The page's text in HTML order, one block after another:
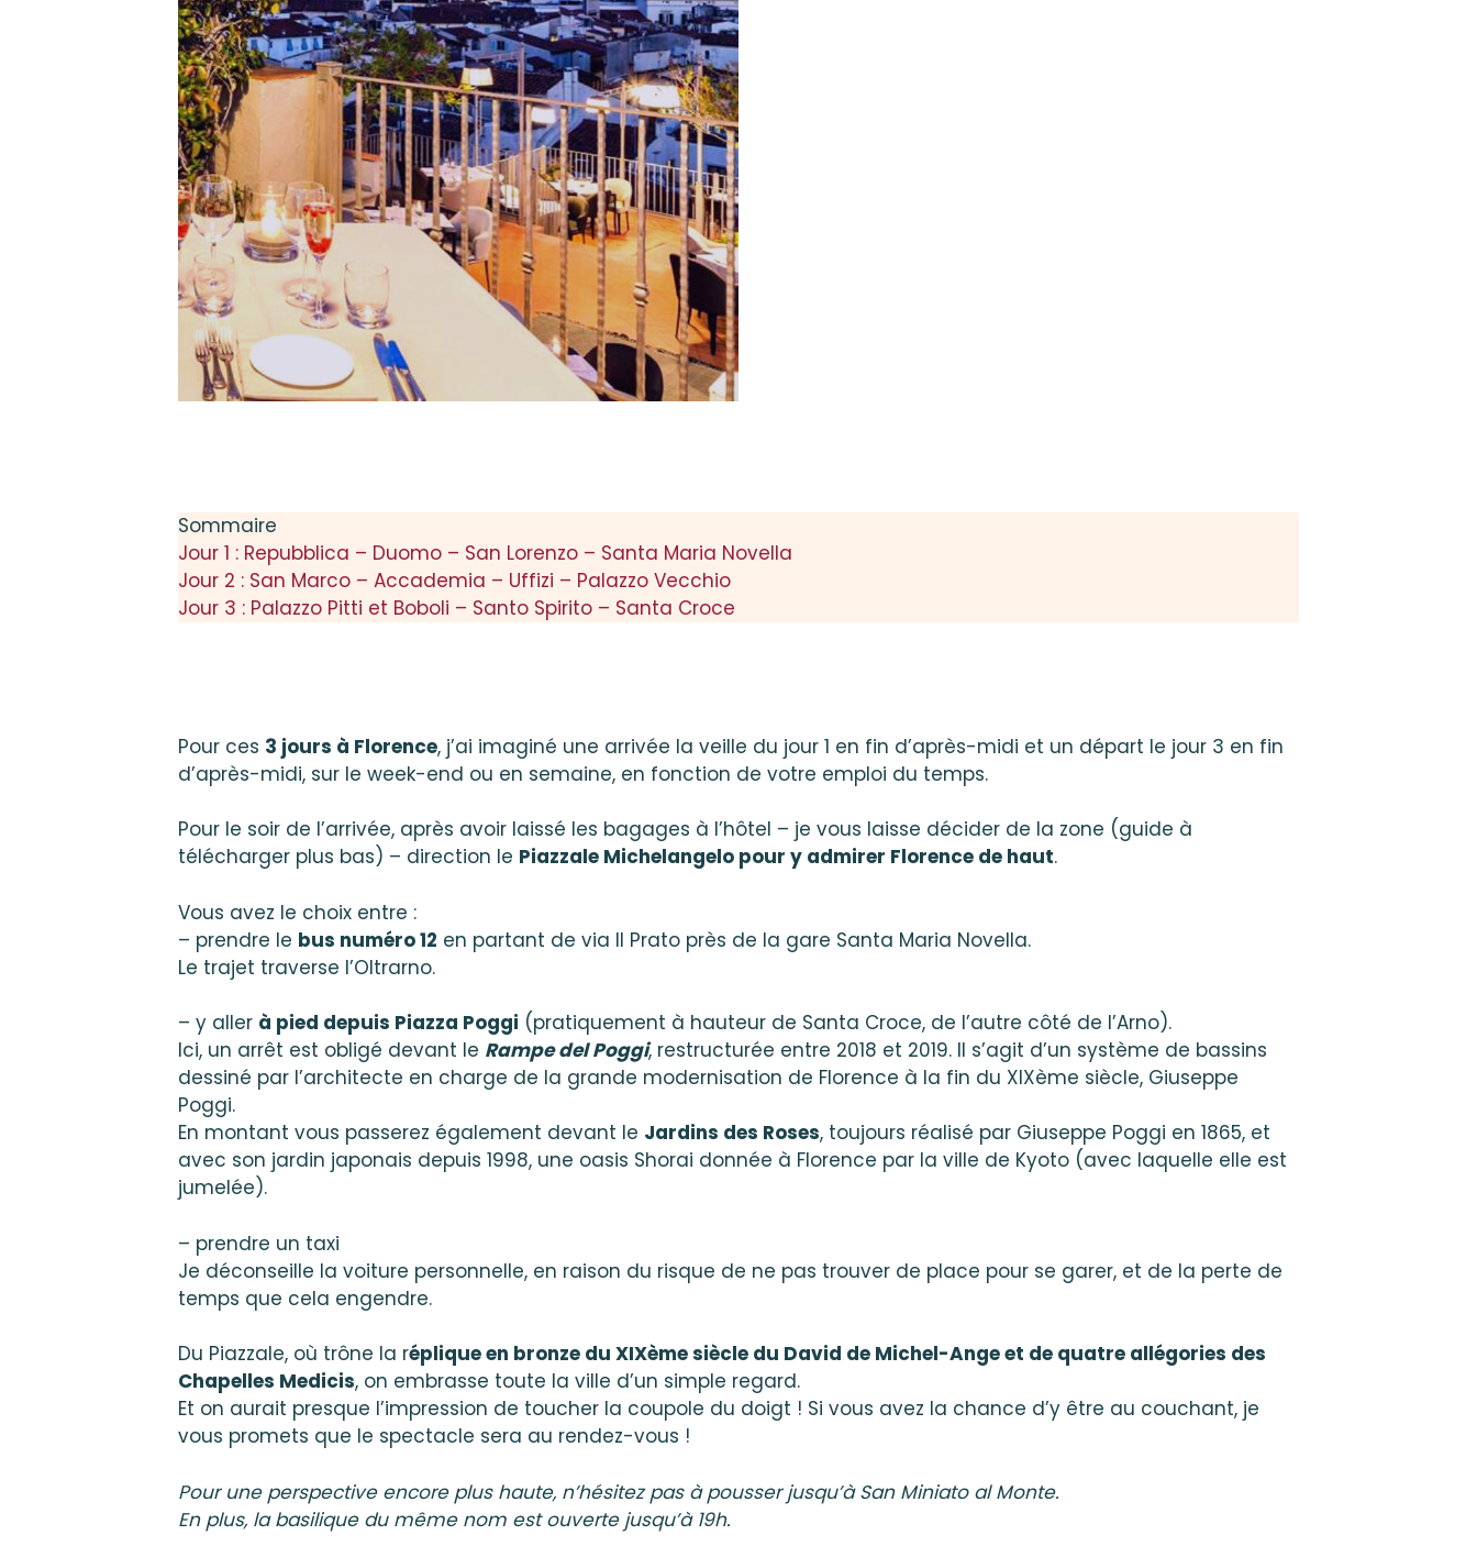
Sommaire
Jour 1 : Repubblica – Duomo – San Lorenzo – Santa Maria Novella
Jour 2 : San Marco – Accademia – Uffizi – Palazzo Vecchio
Jour 3 : Palazzo Pitti et Boboli – Santo Spirito – Santa Croce
Pour ces 3 jours à Florence, j’ai imaginé une arrivée la veille du jour 1 en fin d’après-midi et un départ le jour 3 en fin
d’après-midi, sur le week-end ou en semaine, en fonction de votre emploi du temps.
Pour le soir de l’arrivée, après avoir laissé les bagages à l’hôtel – je vous laisse décider de la zone (guide à
télécharger plus bas) – direction le Piazzale Michelangelo pour y admirer Florence de haut.
Vous avez le choix entre :
– prendre le bus numéro 12 en partant de via Il Prato près de la gare Santa Maria Novella.
Le trajet traverse l’Oltrarno.
– y aller à pied depuis Piazza Poggi (pratiquement à hauteur de Santa Croce, de l’autre côté de l’Arno).
Ici, un arrêt est obligé devant le Rampe del Poggi, restructurée entre 2018 et 2019. Il s’agit d’un système de bassins
dessiné par l’architecte en charge de la grande modernisation de Florence à la fin du XIXème siècle, Giuseppe
Poggi.
En montant vous passerez également devant le Jardins des Roses, toujours réalisé par Giuseppe Poggi en 1865, et
avec son jardin japonais depuis 1998, une oasis Shorai donnée à Florence par la ville de Kyoto (avec laquelle elle est
jumelée).
– prendre un taxi
Je déconseille la voiture personnelle, en raison du risque de ne pas trouver de place pour se garer, et de la perte de
temps que cela engendre.
Du Piazzale, où trône la réplique en bronze du XIXème siècle du David de Michel-Ange et de quatre allégories des
Chapelles Medicis, on embrasse toute la ville d’un simple regard.
Et on aurait presque l’impression de toucher la coupole du doigt ! Si vous avez la chance d’y être au couchant, je
vous promets que le spectacle sera au rendez-vous !
Pour une perspective encore plus haute, n’hésitez pas à pousser jusqu’à San Miniato al Monte.
En plus, la basilique du même nom est ouverte jusqu’à 19h.